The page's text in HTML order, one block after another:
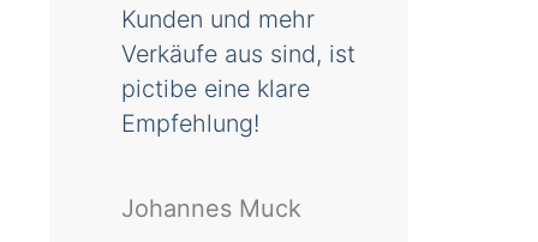
Kunden und mehr
Verkäufe aus sind, ist
pictibe eine klare
Empfehlung!
Johannes Muck